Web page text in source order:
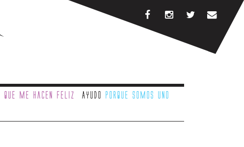
que me hacen feliz Ayudo porque somos uno